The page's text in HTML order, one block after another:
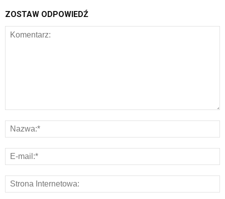
ZOSTAW ODPOWIEDŹ